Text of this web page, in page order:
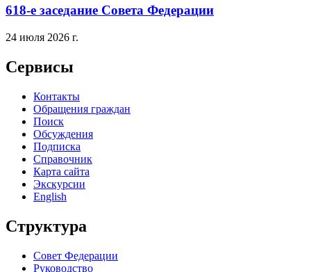
618-е заседание Совета Федерации
24 июля 2026 г.
Сервисы
Контакты
Обращения граждан
Поиск
Обсуждения
Подписка
Справочник
Карта сайта
Экскурсии
English
Структура
Совет Федерации
Руководство